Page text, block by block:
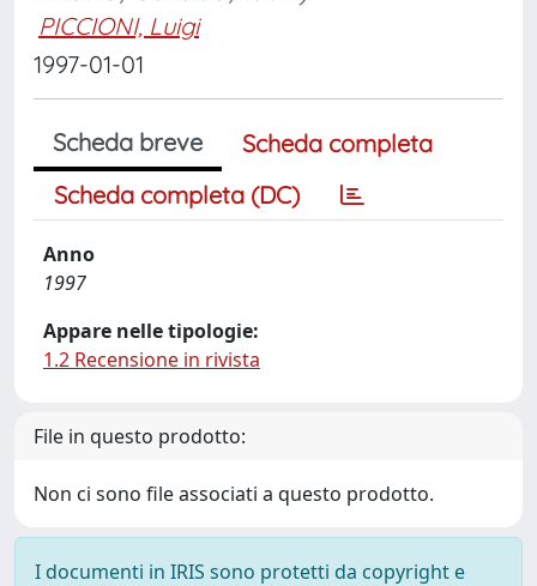
PICCIONI, Luigi
1997-01-01
Scheda breve
Scheda completa
Scheda completa (DC)
Anno
1997
Appare nelle tipologie:
1.2 Recensione in rivista
File in questo prodotto:
Non ci sono file associati a questo prodotto.
I documenti in IRIS sono protetti da copyright e